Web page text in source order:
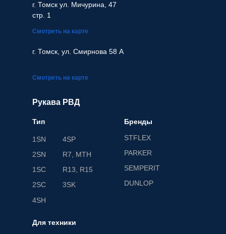
Рукава РВД
Тип
г. Томск ул. Мичурина, 47
стр. 1
г. Томск, ул. Смирнова 58 А
1SN
2SN
1SC
2SC
4SH
4SP
R7, MTH
R13, R15
3SK
Смотреть на карте
Смотреть на карте
Для техники
STFLEX
PARKER
SEMPERIT
DUNLOP
Бренды